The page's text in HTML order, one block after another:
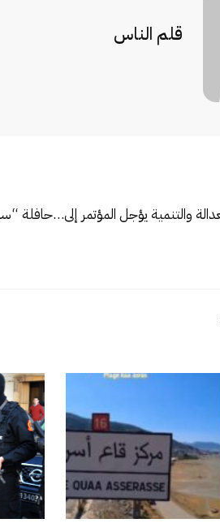
قلم الناس
والتنمية يؤجل المؤتمر إلى…حافلة